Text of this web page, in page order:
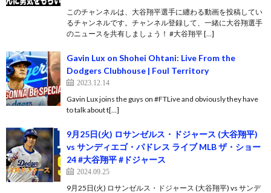
このチャンネルは、大谷翔平選手に纏わる動画を投稿してい
るチャンネルです。チャンネル登録して、一緒に大谷翔選手
のニュースを共有しましょう！ #大谷翔平 […]
Gavin Lux on Shohei Ohtani: Live From the
Dodgers Clubhouse | Foul Territory
2023.12.14
Gavin Lux joins the guys on #FTLive and obviously they have
to talk about t[…]
9月25日(火) ロサンゼルス・ドジャース (大谷翔平)
vs サンディエゴ・パドレス ライブ MLB ザ・ショー
24 #大谷翔平 #ドジャース
2024.09.25
9月25日(火) ロサンゼルス・ドジャース (大谷翔平) vs サンデ